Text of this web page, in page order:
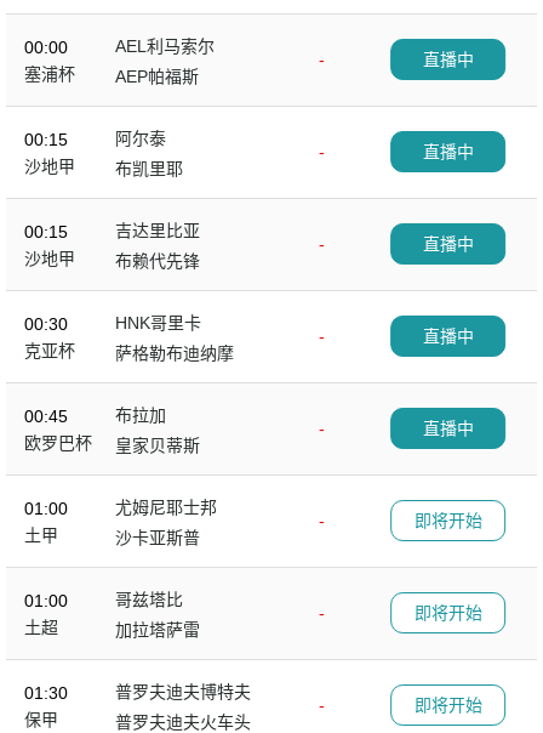
00:00
塞浦杯
AEL利马索尔
-
AEP帕福斯
直播中
00:15
沙地甲
阿尔泰
-
布凯里耶
直播中
00:15
沙地甲
吉达里比亚
-
布赖代先锋
直播中
00:30
克亚杯
HNK哥里卡
-
萨格勒布迪纳摩
直播中
00:45
欧罗巴杯
布拉加
-
皇家贝蒂斯
直播中
01:00
土甲
尤姆尼耶士邦
-
沙卡亚斯普
即将开始
01:00
土超
哥兹塔比
-
加拉塔萨雷
即将开始
01:30
保甲
普罗夫迪夫博特夫
-
普罗夫迪夫火车头
即将开始